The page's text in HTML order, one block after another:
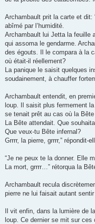
Archambault prit la carte et
abîmé par l’humidité.
Archambault lui Jetta la feuille
qui assoma le gendarme.
des égouts. Il le compara à la
où était-il réellement?
La panique le saisit quelques
soudainement, à chauffer
Archambault entendit, en
loup. Il saisit plus fermement
se tenait prêt au cas où la
La Bête attendait. Que
Que veux-tu Bête infernal?
Grrrr, la pierre, grrrr,” répondit-
“Je ne peux te la donner. Elle
La mort, grrrr…” rétorqua la
Archambault recula
pierre ne lui faisait autant sentir
Il vit enfin, dans la lumière de
loup. Ce dernier se mit sur